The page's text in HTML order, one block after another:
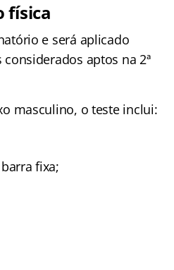
física
e será aplicado
aptos na 2ª
masculino, o teste inclui:
fixa;